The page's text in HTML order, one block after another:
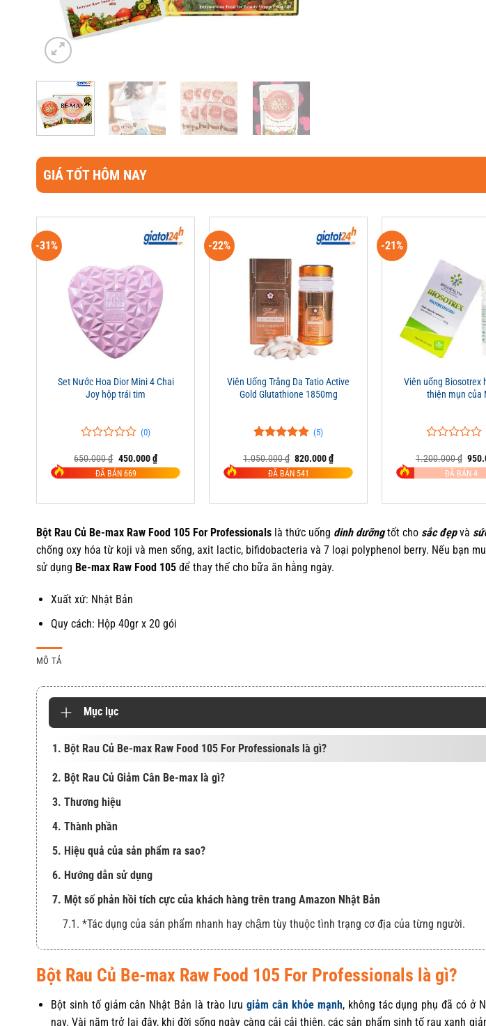
GIÁ TỐT HÔM NAY
-31%
Set Nước Hoa Dior Mini 4 Chai
Joy hộp trái tim
trên
5
đánh
(0)
650.000₫ Giá
gốc
là:
450.000₫Giá
hiện
tại
ĐÃ BÁN 669
-22%
Viên Uống Trắng Da Tatio Active
Gold Glutathione 1850mg
đánh giá
(5)
1.050.000₫ Giá
gốc
là:
820.000₫Giá
hiện
tại
ĐÃ BÁN 541
-21%
Viên uống Biosotrex
thiện mụn của
trên
5
đánh
1.200.000₫ Giá
gốc
là:
ĐÃ BÁN 4
Bột Rau Củ Be-max Raw Food 105 For Professionals là thức uống dinh dưỡngtốt cho sắc đẹpvà
chống oxy hóa từ koji và men sống, axit lactic, bifidobacteria và 7 loại polyphenol berry. Nếu bạn
sử dụng Be-max Raw Food 105 để thay thế cho bữa ăn hằng ngày.
Xuất xứ: Nhật Bản
Quy cách: Hộp 40gr x 20 gói
MÔ TẢ
Mục lục
1. Bột Rau Củ Be-max Raw Food 105 For Professionals là gì?
2. Bột Rau Củ Giảm Cân Be-max là gì?
3. Thương hiệu
4. Thành phần
5. Hiệu quả của sản phẩm ra sao?
6. Hướng dẫn sử dụng
7. Một số phản hồi tích cực của khách hàng trên trang Amazon Nhật Bản
7.1. *Tác dụng của sản phẩm nhanh hay chậm tùy thuộc tình trạng cơ địa của từng người.
Bột Rau Củ Be-max Raw Food 105 For Professionals là gì?
Bột sinh tố giảm cân Nhật Bản là trào lưu giảm cân khỏe mạnh, không tác dụng phụ đã có ở
nay. Vài năm trở lại đây, khi đời sống ngày càng cải cải thiện, các sản phẩm sinh tố rau xanh